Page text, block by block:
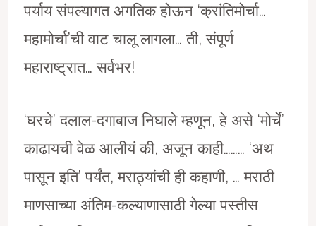
पर्याय संपल्यागत अगतिक होऊन ‘क्रांतिमोर्चा…
महामोर्चा’ची वाट चालू लागला… ती, संपूर्ण
महाराष्ट्रात… सर्वभर!
‘घरचे’ दलाल-दगाबाज निघाले म्हणून, हे असे ‘मोर्चे’
काढायची वेळ आलीयं की, अजून काही……… ‘अथ
पासून इति’ पर्यंत, मराठ्यांची ही कहाणी, … मराठी
माणसाच्या अंतिम-कल्याणासाठी गेल्या पस्तीस